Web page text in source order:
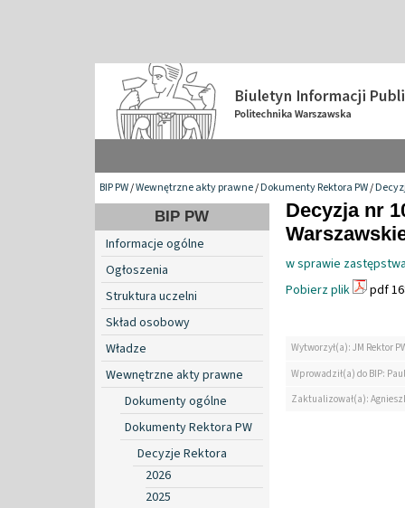
BIP PW/Wewnętrzne akty prawne/Dokumenty Rektora PW/
BIP PW
Informacje ogólne
Ogłoszenia
Struktura uczelni
Skład osobowy
Władze
Wewnętrzne akty prawne
Dokumenty ogólne
Dokumenty Rektora PW
Decyzje Rektora
2026
2025
Decyzja nr
w sprawie
Pobierz plik
pdf
Wytworzył(a): JM Rektor
Wprowadził(a) do BIP:
Zaktualizował(a):